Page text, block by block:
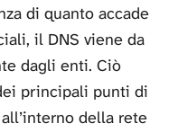
di quanto accade
il DNS viene da
dagli enti. Ciò
principali punti di
della rete